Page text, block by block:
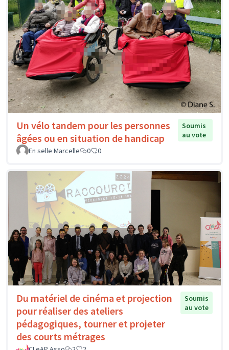
Un vélo tandem pour les personnes
âgées ou en situation de handicap
Soumis
au vote
En selle Marcelle
0 0
Du matériel de cinéma et projection
pour réaliser des ateliers
pédagogiques, tourner et projeter
des courts métrages
Soumis
au vote